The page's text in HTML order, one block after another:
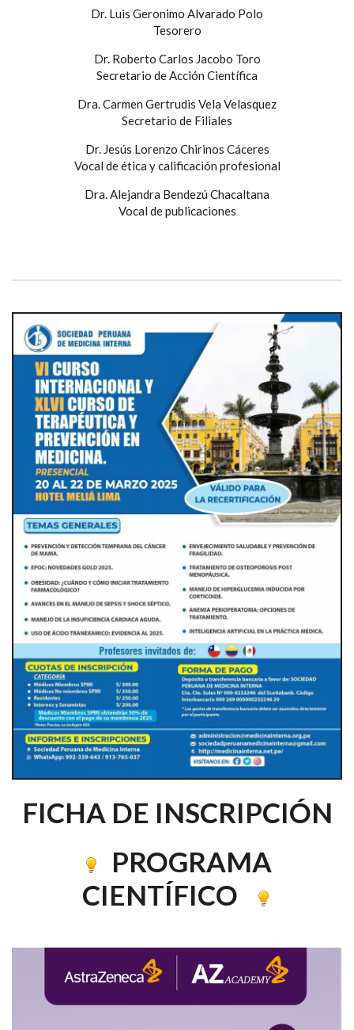
Dr. Luis Geronimo Alvarado Polo
Tesorero
Dr. Roberto Carlos Jacobo Toro
Secretario de Acción Científica
Dra. Carmen Gertrudis Vela Velasquez
Secretario de Filiales
Dr. Jesús Lorenzo Chirinos Cáceres
Vocal de ética y calificación profesional
Dra. Alejandra Bendezú Chacaltana
Vocal de publicaciones
FICHA DE INSCRIPCIÓN
PROGRAMA
CIENTÍFICO